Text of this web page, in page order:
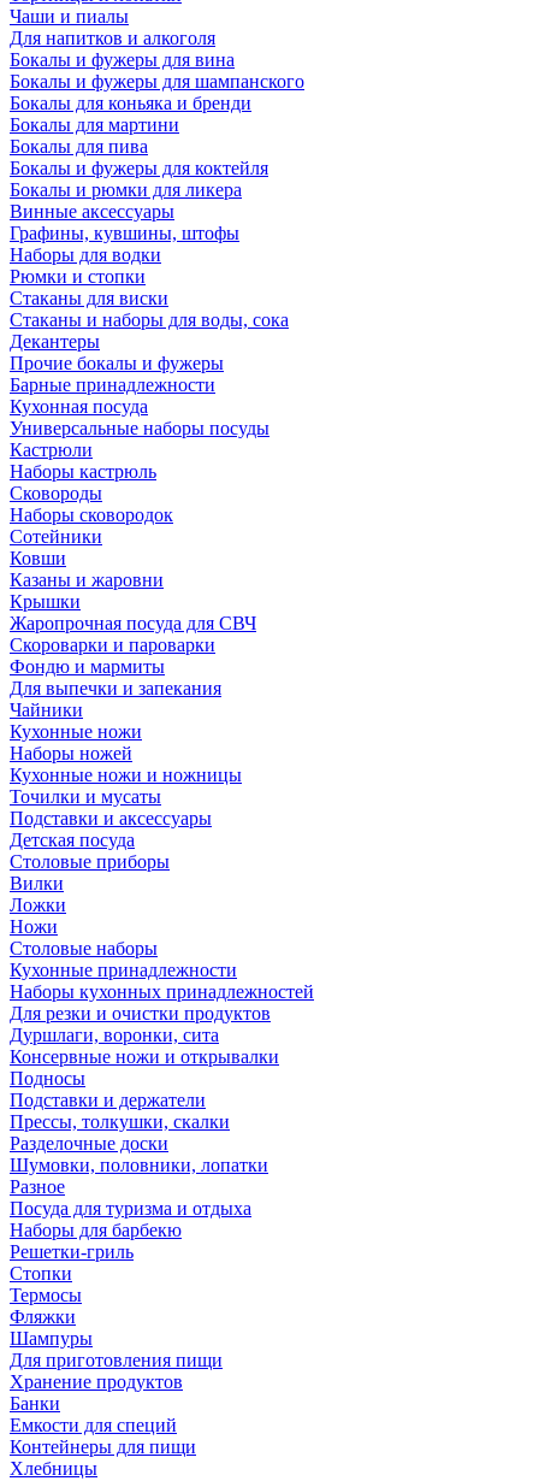
Чаши и пиалы
Для напитков и алкоголя
Бокалы и фужеры для вина
Бокалы и фужеры для шампанского
Бокалы для коньяка и бренди
Бокалы для мартини
Бокалы для пива
Бокалы и фужеры для коктейля
Бокалы и рюмки для ликера
Винные аксессуары
Графины, кувшины, штофы
Наборы для водки
Рюмки и стопки
Стаканы для виски
Стаканы и наборы для воды, сока
Декантеры
Прочие бокалы и фужеры
Барные принадлежности
Кухонная посуда
Универсальные наборы посуды
Кастрюли
Наборы кастрюль
Сковороды
Наборы сковородок
Сотейники
Ковши
Казаны и жаровни
Крышки
Жаропрочная посуда для СВЧ
Скороварки и пароварки
Фондю и мармиты
Для выпечки и запекания
Чайники
Кухонные ножи
Наборы ножей
Кухонные ножи и ножницы
Точилки и мусаты
Подставки и аксессуары
Детская посуда
Столовые приборы
Вилки
Ложки
Ножи
Столовые наборы
Кухонные принадлежности
Наборы кухонных принадлежностей
Для резки и очистки продуктов
Дуршлаги, воронки, сита
Консервные ножи и открывалки
Подносы
Подставки и держатели
Прессы, толкушки, скалки
Разделочные доски
Шумовки, половники, лопатки
Разное
Посуда для туризма и отдыха
Наборы для барбекю
Решетки-гриль
Стопки
Термосы
Фляжки
Шампуры
Для приготовления пищи
Хранение продуктов
Банки
Емкости для специй
Контейнеры для пищи
Хлебницы